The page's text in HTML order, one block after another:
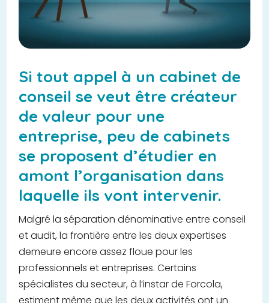
Si tout appel à un cabinet de
conseil se veut être créateur
de valeur pour une
entreprise, peu de cabinets
se proposent d’étudier en
amont l’organisation dans
laquelle ils vont intervenir.
Malgré la séparation dénominative entre conseil
et audit, la frontière entre les deux expertises
demeure encore assez floue pour les
professionnels et entreprises. Certains
spécialistes du secteur, à l’instar de Forcola,